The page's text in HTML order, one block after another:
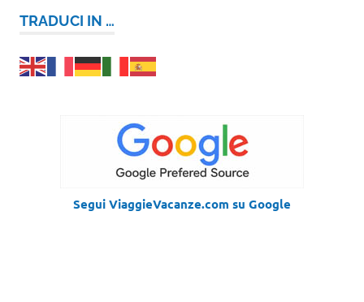
TRADUCI IN …
Segui ViaggieVacanze.com su Google